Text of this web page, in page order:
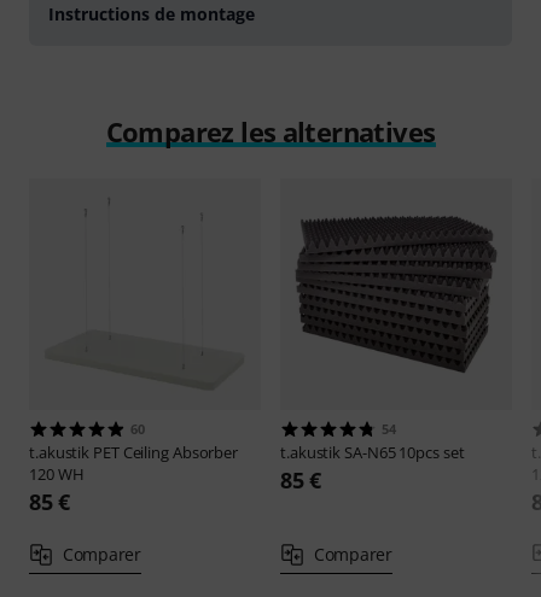
Instructions de montage
Comparez les alternatives
60
t.akustik PET Ceiling Absorber
120 WH
85 €
Comparer
54
t.akustik SA-N65 10pcs set
85 €
Comparer